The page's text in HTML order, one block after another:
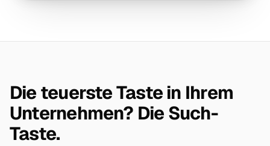
Die teuerste Taste in Ihrem
Unternehmen? Die Such-
Taste.